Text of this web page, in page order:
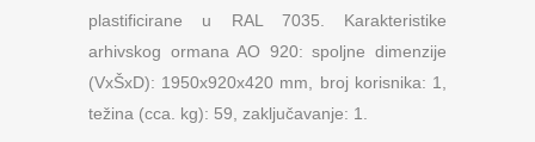
plastificirane u RAL 7035. Karakteristike
arhivskog ormana AO 920: spoljne dimenzije
(VxŠxD): 1950x920x420 mm, broj korisnika: 1,
težina (cca. kg): 59, zaključavanje: 1.